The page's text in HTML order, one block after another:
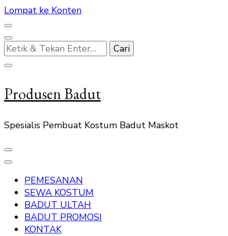
Lompat ke Konten
Mencari
Sesuatu?
Produsen Badut
Spesialis Pembuat Kostum Badut Maskot
PEMESANAN
SEWA KOSTUM
BADUT ULTAH
BADUT PROMOSI
KONTAK